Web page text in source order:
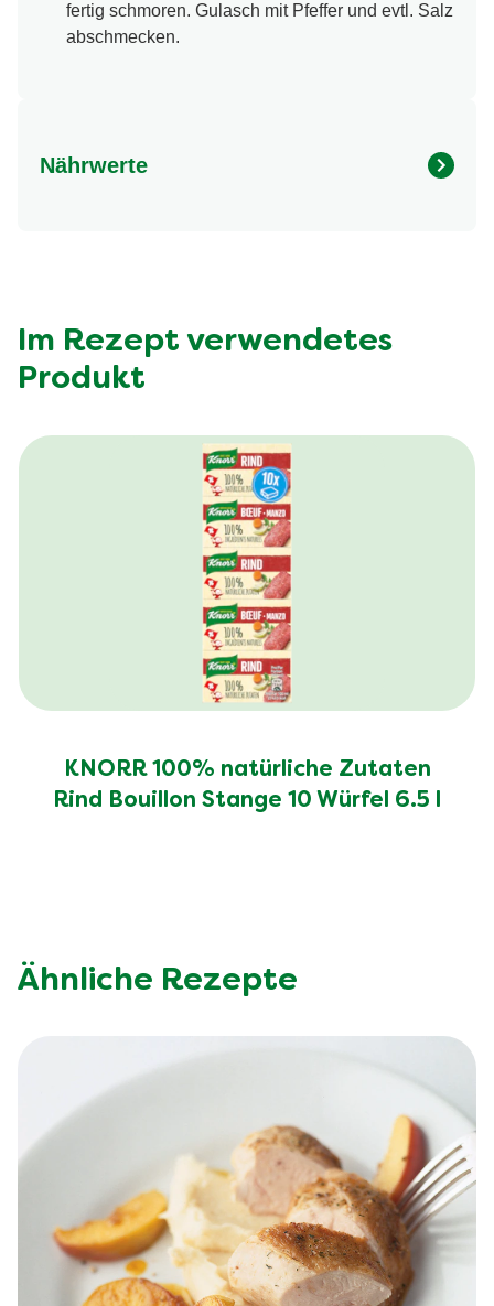
fertig schmoren. Gulasch mit Pfeffer und evtl. Salz
abschmecken.
Nährwerte
Kohlenhydrate (g)
davon Zucker (g)
Im Rezept verwendetes
Produkt
KNORR 100% natürliche Zutaten
Rind Bouillon Stange 10 Würfel 6.5 l
Ähnliche Rezepte